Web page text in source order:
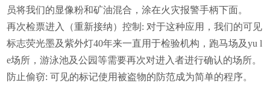
员将我们的显像粉和矿油混合，涂在火灾报警手柄下面。
再次检票进入（重新接纳）控制 : 对于这种应用，我们的可见
标志荧光墨及紫外灯40年来一直用于检验机构，跑马场及yu l
e场所，游泳池及公园等需要再次对进入者进行确认的场所。
防止偷窃:可见的标记使用被盗物的防范成为简单的程序。